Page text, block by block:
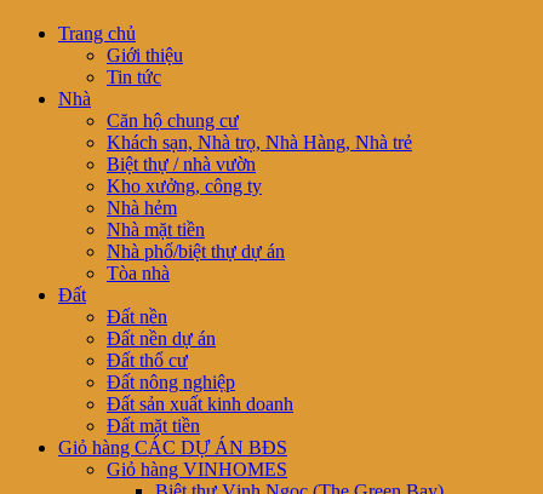
Trang chủ
Giới thiệu
Tin tức
Nhà
Căn hộ chung cư
Khách sạn, Nhà trọ, Nhà Hàng, Nhà trẻ
Biệt thự / nhà vườn
Kho xưởng, công ty
Nhà hẻm
Nhà mặt tiền
Nhà phố/biệt thự dự án
Tòa nhà
Đất
Đất nền
Đất nền dự án
Đất thổ cư
Đất nông nghiệp
Đất sản xuất kinh doanh
Đất mặt tiền
Giỏ hàng CÁC DỰ ÁN BĐS
Giỏ hàng VINHOMES